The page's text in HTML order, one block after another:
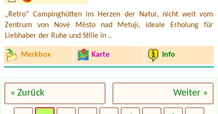
„Retro“ Campinghütten im Herzen der Natur, nicht weit vom
Zentrum von Nové Město nad Metují, ideale Erholung für
Liebhaber der Ruhe und Stille in ..
Merkbox Karte Info
« Zurück Weiter »